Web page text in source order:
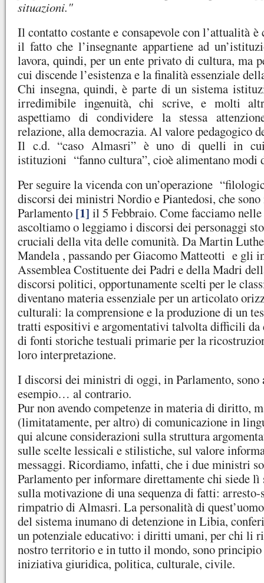
situazioni."
Il contatto costante e consapevole con l’attualità
il fatto che l’insegnante appartiene ad
lavora, quindi, per un ente privato di cultura, ma
cui discende l’esistenza e la finalità essenziale
Chi insegna, quindi, è parte di un sistema
irredimibile ingenuità, chi scrive, e molti
aspettiamo di condividere la stessa
relazione, alla democrazia. Al valore pedagogico
Il c.d. “caso Almasri” è uno di quelli in
istituzioni “fanno cultura”, cioè alimentano modi
Per seguire la vicenda con un’operazione
discorsi dei ministri Nordio e Piantedosi, che
Parlamento [1] il 5 Febbraio. Come facciamo
ascoltiamo o leggiamo i discorsi dei personaggi
cruciali della vita delle comunità. Da Martin
Mandela , passando per Giacomo Matteotti e gli
Assemblea Costituente dei Padri e della Madri
discorsi politici, opportunamente scelti per le
diventano materia essenziale per un articolato
culturali: la comprensione e la produzione di un
tratti espositivi e argomentativi talvolta difficili da
di fonti storiche testuali primarie per la
loro interpretazione.
I discorsi dei ministri di oggi, in Parlamento, sono
esempio… al contrario.
Pur non avendo competenze in materia di diritto,
(limitatamente, per altro) di comunicazione in
qui alcune considerazioni sulla struttura
sulle scelte lessicali e stilistiche, sul valore
messaggi. Ricordiamo, infatti, che i due ministri
Parlamento per informare direttamente chi siede
sulla motivazione di una sequenza di fatti: arresto-
rimpatrio di Almasri. La personalità di
del sistema inumano di detenzione in Libia,
un potenziale educativo: i diritti umani, per chi li
nostro territorio e in tutto il mondo, sono
iniziativa giuridica, politica, culturale, civile.